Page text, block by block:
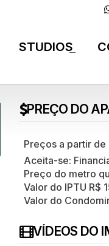
STUDIOS
PREÇO DO
Aceita-se:
Preço do metro
Valor do IPTU R$
Valor do
VÍDEOS DO